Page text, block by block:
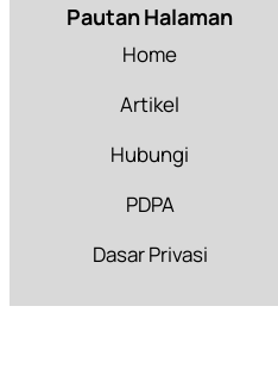
Pautan Halaman
Home
Artikel
Hubungi
PDPA
Dasar Privasi